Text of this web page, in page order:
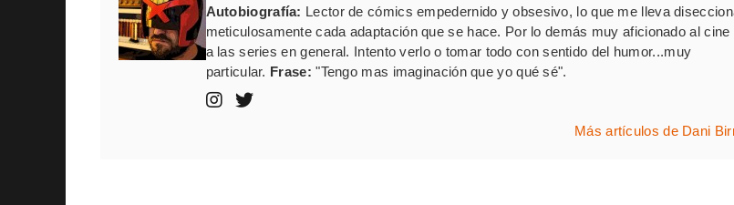
Autobiografía: Lector de cómics empedernido y obsesivo, lo que me lleva
meticulosamente cada adaptación que se hace. Por lo demás muy aficionado al cine
a las series en general. Intento verlo o tomar todo con sentido del humor...muy
particular. Frase: "Tengo mas imaginación que yo qué sé".
Más artículos de Dani